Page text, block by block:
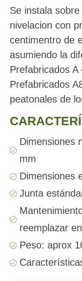
Se instala
nivelacion con
centimentro de
asumiendo la
Prefabricados
Prefabricados
peatonales de
Dimensiones
mm
Dimensiones
Junta
reemplazar
Peso: aprox